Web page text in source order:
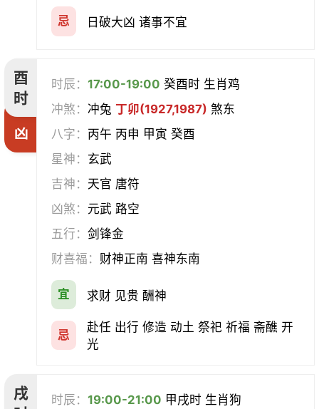
忌 日破大凶 诸事不宜
酉
时
凶
时辰：17:00-19:00 癸酉时 生肖鸡
冲煞：冲兔 丁卯(1927,1987) 煞东
八字： 丙午 丙申 甲寅 癸酉
星神： 玄武
吉神： 天官 唐符
凶煞： 元武 路空
五行：剑锋金
财喜福： 财神正南 喜神东南
宜 求财 见贵 酬神
忌
赴任 出行 修造 动土 祭祀 祈福 斋醮 开
光
戌
时辰：19:00-21:00 甲戌时 生肖狗